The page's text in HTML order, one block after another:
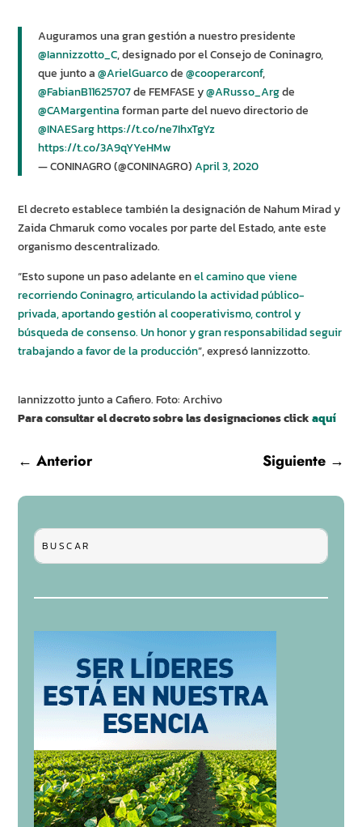
Auguramos una gran gestión a nuestro presidente
@Iannizzotto_C, designado por el Consejo de Coninagro,
que junto a@ArielGuarcode@cooperarconf,
@FabianB11625707de FEMFASE y@ARusso_Argde
@CAMargentinaforman parte del nuevo directorio de
@INAESarghttps://t.co/ne7IhxTgYz
https://t.co/3A9qYYeHMw
— CONINAGRO (@CONINAGRO)April 3, 2020
El decreto establece también la designación de Nahum Mirad y
Zaida Chmaruk como vocales por parte del Estado, ante este
organismo descentralizado.
“Esto supone un paso adelante enel camino que viene
recorriendo Coninagro, articulando la actividad público-
privada, aportando gestión al cooperativismo, control y
búsqueda de consenso. Un honor y gran responsabilidad seguir
trabajando a favor de la producción”, expresó Iannizzotto.
Iannizzotto junto a Cafiero. Foto: Archivo
Para consultar el decreto sobre las designaciones clickaquí
←Anterior Siguiente→